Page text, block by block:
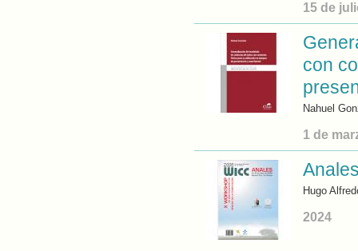
15 de
con
Nahuel
1 de
Hugo
2024